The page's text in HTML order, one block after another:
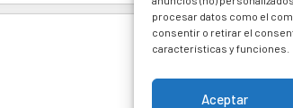
procesar datos como el
consentir o retirar el
características y funciones.
Aceptar